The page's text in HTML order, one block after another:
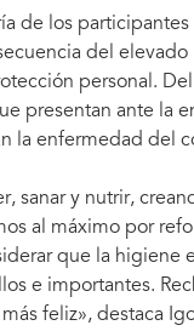
de los
del
personal.
presentan ante la
la enfermedad del
sanar y nutrir,
al máximo por
que la higiene
e importantes.
feliz», destaca